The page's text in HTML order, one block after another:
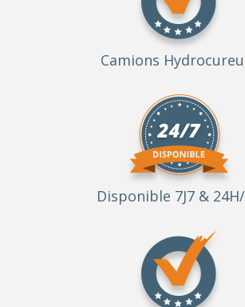
Camions
Disponible 7J7 &